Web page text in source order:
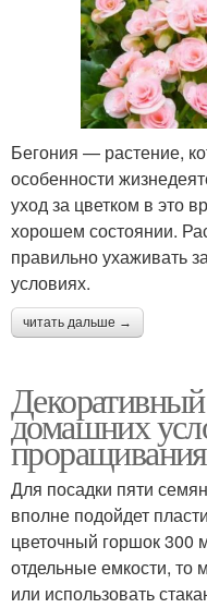
Бегония — растение,
особенности
уход за цветком в это
хорошем состоянии.
правильно ухаживать
условиях.
читать дальше →
домашних
Для посадки пяти
вполне подойдет
цветочный горшок 300
отдельные емкости,
или использовать